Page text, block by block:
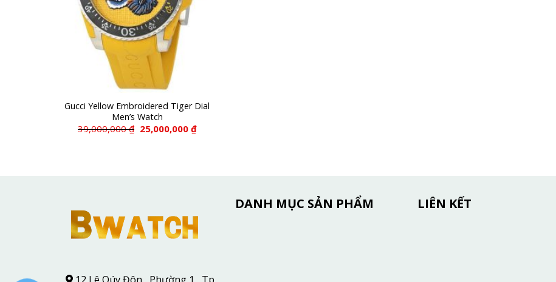
Gucci Yellow Embroidered Tiger Dial
Men’s Watch
39,000,000₫ Giá
gốc
25,000,000 ₫Giá
DANH MỤC SẢN PHẨM LIÊN KẾT